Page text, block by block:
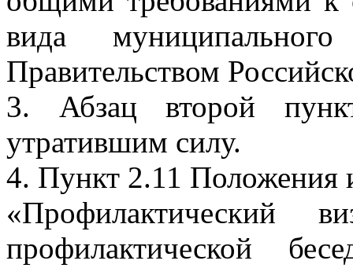
вида
Правительством
3. Абзац второй
утратившим силу.
4. Пункт 2.11 Положения
«Профилактический
профилактической